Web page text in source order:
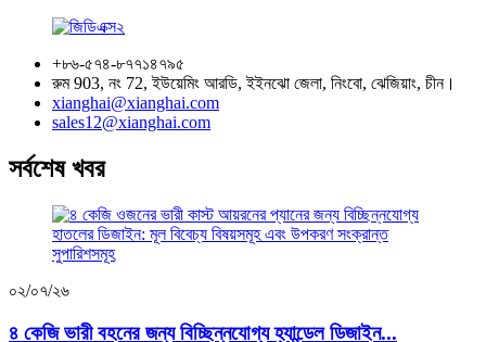
+৮৬-৫৭৪-৮৭৭১৪৭৯৫
রুম 903, নং 72, ইউয়েমিং আরডি, ইইনঝো জেলা, নিংবো, ঝেজিয়াং, চীন।
xianghai@xianghai.com
sales12@xianghai.com
সর্বশেষ খবর
০২/০৭/২৬
৪ কেজি ভারী বহনের জন্য বিচ্ছিন্নযোগ্য হ্যান্ডেল ডিজাইন...